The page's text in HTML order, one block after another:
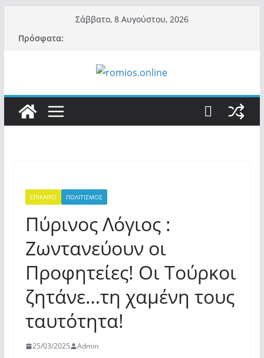
περιεχόμενο
Σάββατο, 8 Αυγούστου, 2026
Πρόσφατα:
ΕΠΙΚΑΙΡΟ ΠΟΛΙΤΙΣΜΟΣ
Πύρινος Λόγιος :
Zωντανεύουν οι
Προφητείες! Οι Τούρκοι
ζητάνε…τη χαμένη τους
ταυτότητα!
25/03/2025 Admin